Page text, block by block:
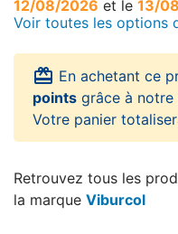
12/08/2026 et le 13/
Voir toutes les options
card_giftcard En achetant ce
points grâce à
Votre panier
Retrouvez tous les
la marque Viburcol